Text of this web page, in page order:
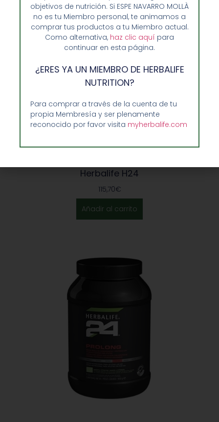
Herbalife H24
115,70€
Añadir al carrito
objetivos de nutrición. Si ESPE NAVARRO MOLLÀ
no es tu Miembro personal, te animamos a
comprar tus productos a tu Miembro actual.
Como alternativa, haz clic aquí para
continuar en esta página.
¿ERES YA UN MIEMBRO DE HERBALIFE
NUTRITION?
Para comprar a través de la cuenta de tu
propia Membresía y ser plenamente
reconocido por favor visita myherbalife.com